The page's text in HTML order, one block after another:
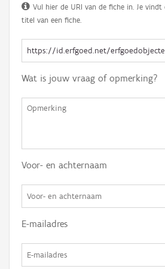
Vul hier de URI van de fiche in. Je vindt
titel van een fiche.
Wat is jouw vraag of opmerking?
Voor- en achternaam
E-mailadres